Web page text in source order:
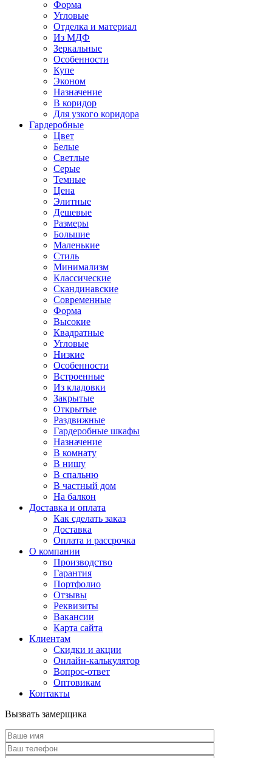
Форма
Угловые
Отделка и материал
Из МДФ
Зеркальные
Особенности
Купе
Эконом
Назначение
В коридор
Для узкого коридора
Гардеробные
Цвет
Белые
Светлые
Серые
Темные
Цена
Элитные
Дешевые
Размеры
Большие
Маленькие
Стиль
Минимализм
Классические
Скандинавские
Современные
Форма
Высокие
Квадратные
Угловые
Низкие
Особенности
Встроенные
Из кладовки
Закрытые
Открытые
Раздвижные
Гардеробные шкафы
Назначение
В комнату
В нишу
В спальню
В частный дом
На балкон
Доставка и оплата
Как сделать заказ
Доставка
Оплата и рассрочка
О компании
Производство
Гарантия
Портфолио
Отзывы
Реквизиты
Вакансии
Карта сайта
Клиентам
Скидки и акции
Онлайн-калькулятор
Вопрос-ответ
Оптовикам
Контакты
Вызвать замерщика